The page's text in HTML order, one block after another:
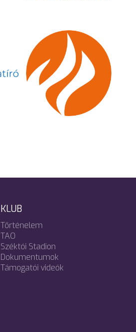
KLUB
Történelem
TAO
Széktói Stadion
Dokumentumok
Támogatói videók